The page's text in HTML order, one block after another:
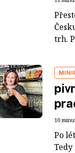
trh.
10
Po
Tedy